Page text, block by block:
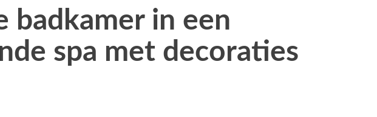
badkamer in een
spa met decoraties